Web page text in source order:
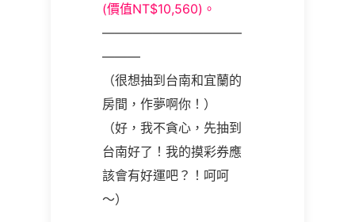
(價值NT$10,560)。
———————————
———
（很想抽到台南和宜蘭的
房間，作夢啊你！）
（好，我不貪心，先抽到
台南好了！我的摸彩券應
該會有好運吧？！呵呵
～）